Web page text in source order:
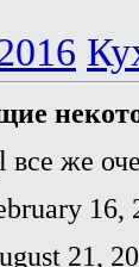
все же
16,
21,